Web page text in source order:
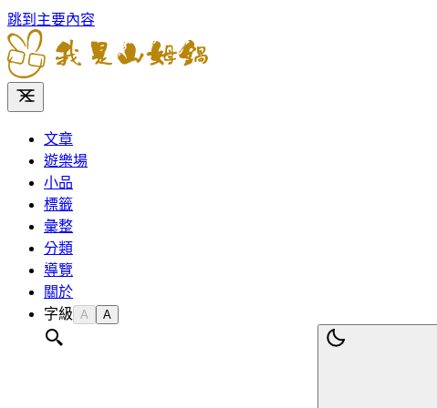
跳到主要內容
文章
遊樂場
小品
標籤
彙整
分類
導覽
關於
字級 A A